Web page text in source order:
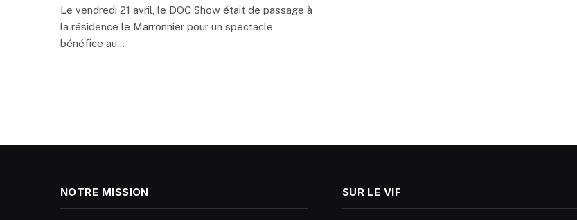
Le vendredi 21 avril, le DOC Show était de passage à
la résidence le Marronnier pour un spectacle
bénéfice au…
NOTRE MISSION SUR LE VIF